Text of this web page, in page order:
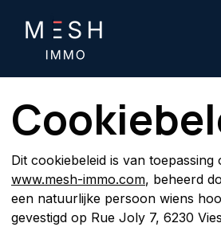
Dit cookiebeleid is van toepassing
www.mesh-immo.com, beheerd
een natuurlijke persoon wiens
gevestigd op Rue Joly 7, 6230